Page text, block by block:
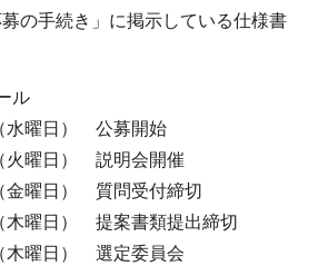
の手続き」に掲示している仕様書
ル
水曜日） 公募開始
火曜日） 説明会開催
曜日） 質問受付締切
曜日） 提案書類提出締切
木曜日） 選定委員会